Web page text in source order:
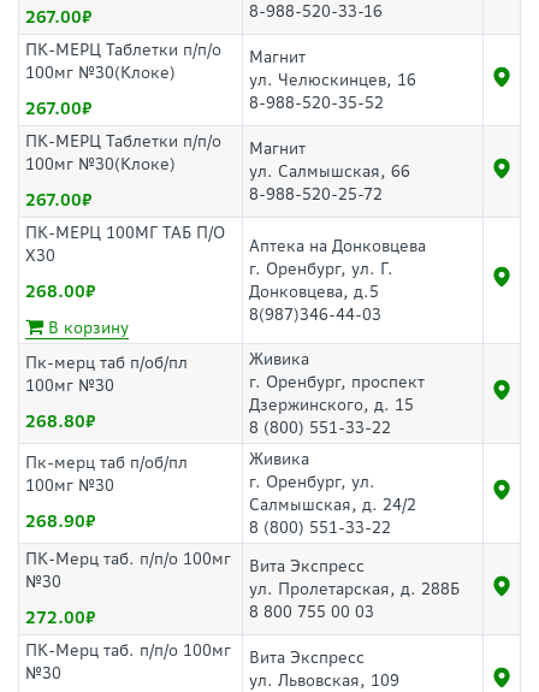
267.00
8-988-520-33-16
ПК-МЕРЦ Таблетки п/п/о
100мг №30(Клоке)
267.00
Магнит
ул. Челюскинцев, 16
8-988-520-35-52
ПК-МЕРЦ Таблетки п/п/о
100мг №30(Клоке)
267.00
Магнит
ул. Салмышская, 66
8-988-520-25-72
ПК-МЕРЦ 100МГ ТАБ П/О
Х30
268.00
В корзину
Аптека на Донковцева
г. Оренбург, ул. Г.
Донковцева, д.5
8(987)346-44-03
Пк-мерц таб п/об/пл
100мг №30
268.80
Живика
г. Оренбург, проспект
Дзержинского, д. 15
8 (800) 551-33-22
Пк-мерц таб п/об/пл
100мг №30
268.90
Живика
г. Оренбург, ул.
Салмышская, д. 24/2
8 (800) 551-33-22
ПК-Мерц таб. п/п/о 100мг
№30
272.00
Вита Экспресс
ул. Пролетарская, д. 288Б
8 800 755 00 03
ПК-Мерц таб. п/п/о 100мг
№30
Вита Экспресс
ул. Львовская, 109